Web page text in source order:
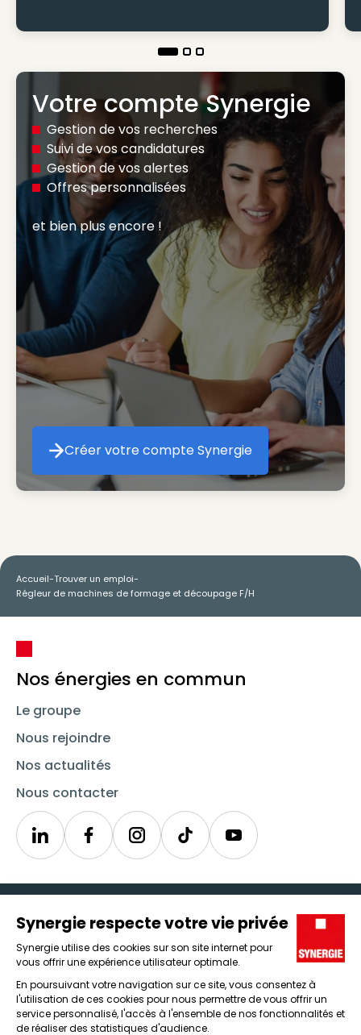
Votre compte Synergie
Gestion de vos recherches
Suivi de vos candidatures
Gestion de vos alertes
Offres personnalisées
et bien plus encore !
Créer votre compte Synergie
Créer votre compte Synergie
Accueil-Trouver un emploi-
Régleur de machines de formage et découpage F/H
Nos énergies en commun
Le groupe
Nous rejoindre
Nos actualités
Nous contacter
LinkedinSynergieInstagramTikTok Youtube
Icône d'illustration
Candidats
Entreprises
Icône d'illustration
Nos agences
Icône d'illustration